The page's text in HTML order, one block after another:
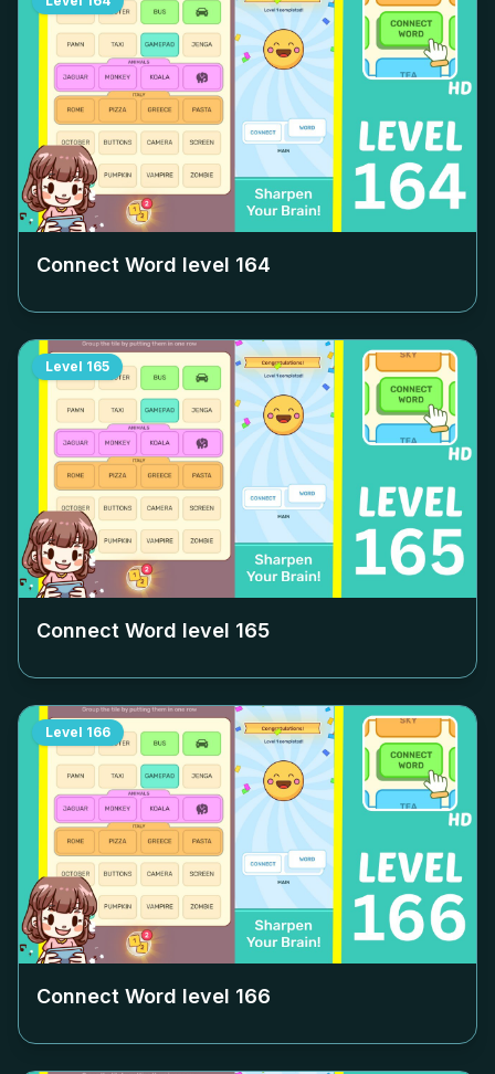
Connect Word level 164
Level 165
Connect Word level 165
Level 166
Connect Word level 166